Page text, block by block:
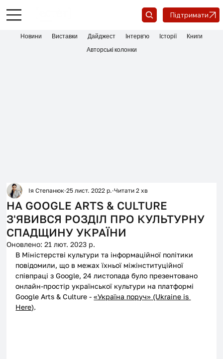
Підтримати
НА GOOGLE ARTS & CULTURE
З'ЯВИВСЯ РОЗДІЛ ПРО КУЛЬТУРНУ
СПАДЩИНУ УКРАЇНИ
Ія Степанюк 25 лист. 2022 р. Читати 2 хв
Оновлено:21 лют. 2023 р.
В Міністерстві культури та інформаційної політики
повідомили, що в межах їхньої міжінституційної
співпраці з Google, 24 листопада було презентовано
онлайн-простір української культури на платформі
Google Arts & Culture - «Україна поруч» (Ukraine is
Here).
Новини Виставки Дайджест Інтерв'ю Історії
Книги
Авторські колонки